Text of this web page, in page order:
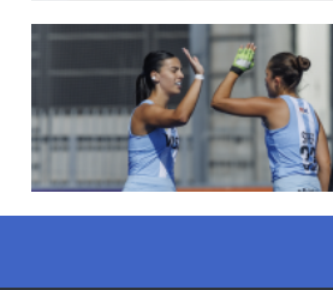
12/05/2026
INSCRIPCIONES ABIERTAS AL CURSO DE TÉCNICO
Del 11 al 15 de mayo se realizará el período de pre-
18/04/2026